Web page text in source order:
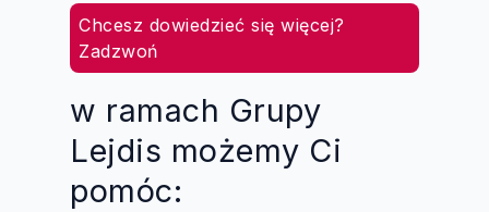
Chcesz dowiedzieć się więcej?
Zadzwoń
w ramach Grupy
Lejdis możemy Ci
pomóc: